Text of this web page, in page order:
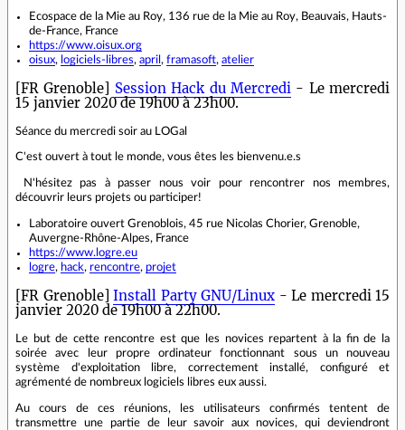
Ecospace de la Mie au Roy, 136 rue de la Mie au Roy, Beauvais, Hauts-
de-France, France
https://www.oisux.org
oisux, logiciels-libres, april , framasoft, atelier
[FR Grenoble] Session Hack du Mercredi - Le mercredi
15 janvier 2020 de 19h00 à 23h00.
Séance du mercredi soir au LOGal
C'est ouvert à tout le monde, vous êtes les bienvenu.e.s
N'hésitez pas à passer nous voir pour rencontrer nos membres,
découvrir leurs projets ou participer!
Laboratoire ouvert Grenoblois, 45 rue Nicolas Chorier, Grenoble,
Auvergne-Rhône-Alpes, France
https://www.logre.eu
logre, hack, rencontre, projet
[FR Grenoble] Install Party GNU/Linux - Le mercredi 15
janvier 2020 de 19h00 à 22h00.
Le but de cette rencontre est que les novices repartent à la fin de la
soirée avec leur propre ordinateur fonctionnant sous un nouveau
système d'exploitation libre, correctement installé, configuré et
agrémenté de nombreux logiciels libres eux aussi.
Au cours de ces réunions, les utilisateurs confirmés tentent de
transmettre une partie de leur savoir aux novices, qui deviendront